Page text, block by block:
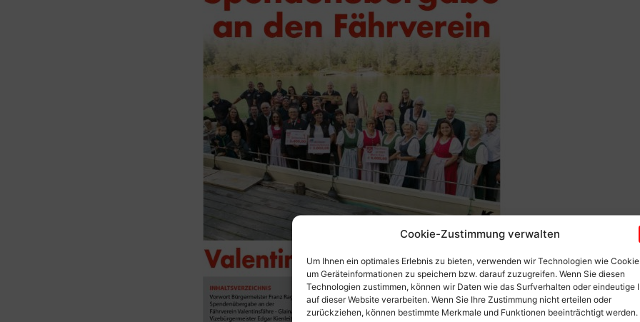
Cookie-Zustimmung verwalten
Um Ihnen ein optimales Erlebnis zu bieten, verwenden wir Technologien wie
um Geräteinformationen zu speichern bzw. darauf zuzugreifen. Wenn Sie diesen
Technologien zustimmen, können wir Daten wie das Surfverhalten oder eindeutige
auf dieser Website verarbeiten. Wenn Sie Ihre Zustimmung nicht erteilen oder
zurückziehen, können bestimmte Merkmale und Funktionen beeinträchtigt werden.